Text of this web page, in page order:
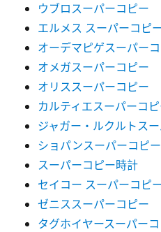
ウブロスーパーコピー
エルメス スーパーコピ
オーデマピゲスーパー
オメガスーパーコピー
オリススーパーコピー
カルティエスーパーコ
ジャガー・ルクルトス
ショパンスーパーコピー
スーパーコピー時計
セイコー スーパーコピ
ゼニススーパーコピー
タグホイヤースーパー